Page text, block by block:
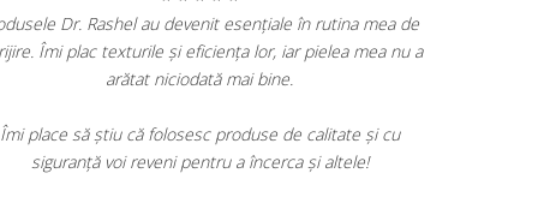
Produsele Dr. Rashel au devenit esențiale în rutina mea de
îngrijire. Îmi plac texturile și eficiența lor, iar pielea mea nu a
arătat niciodată mai bine.
Îmi place să știu că folosesc produse de calitate și cu
siguranță voi reveni pentru a încerca și altele!